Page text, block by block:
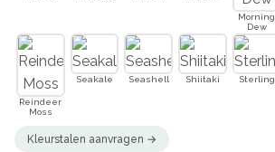
Morning
Dew
Reindeer
Moss
Seakale Seashell Shiitaki Sterling
Kleurstalen aanvragen →